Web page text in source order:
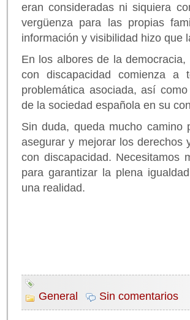
eran consideradas ni siquiera
vergüenza para las propias
información y visibilidad hizo que
En los albores de la
con discapacidad comienza a
problemática asociada, así
de la sociedad española en su
Sin duda, queda mucho
asegurar y mejorar los derechos
con discapacidad. Necesitamos
para garantizar la plena
una realidad.
General Sin comentarios